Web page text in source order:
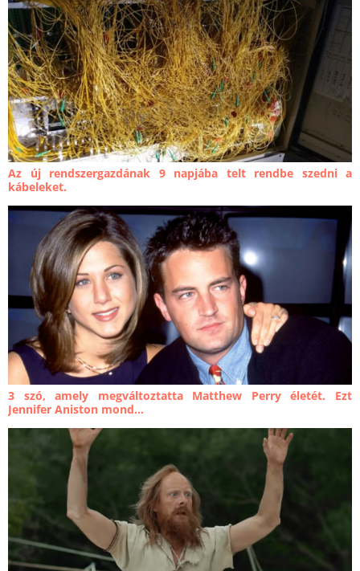
Az új rendszergazdának 9 napjába telt rendbe szedni a
kábeleket.
3 szó, amely megváltoztatta Matthew Perry életét. Ezt
Jennifer Aniston mond...